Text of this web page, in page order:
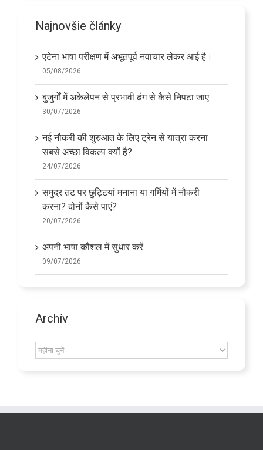
Najnovšie články
एटेना भाषा परीक्षण में अभूतपूर्व नवाचार लेकर आई है।
05/08/2026
बुजुर्गों में अकेलेपन से प्रभावी ढंग से कैसे निपटा जाए
30/07/2026
नई नौकरी की शुरुआत के लिए ट्रेन से यात्रा करना
सबसे अच्छा विकल्प क्यों है?
24/07/2026
समुद्र तट पर छुट्टियां मनाना या गर्मियों में नौकरी
करना? दोनों कैसे पाएं?
20/07/2026
अपनी भाषा कौशल में सुधार करें
09/07/2026
Archív
Archív